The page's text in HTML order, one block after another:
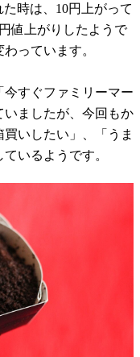
時は、10円上がって
値上がりしたようで
っています。
すぐファミリーマー
いましたが、今回もか
いしたい」、「うま
いるようです。